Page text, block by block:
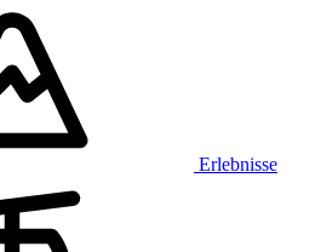
Erlebnisse